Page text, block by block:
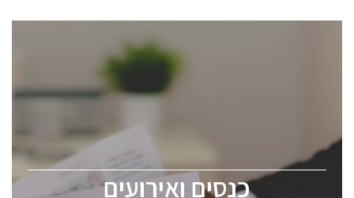
כנסים ואירועים
כנסים ואירועים
לכל העוסקים בתעשיית הסמיקונדקטור כולל מהנדסים,